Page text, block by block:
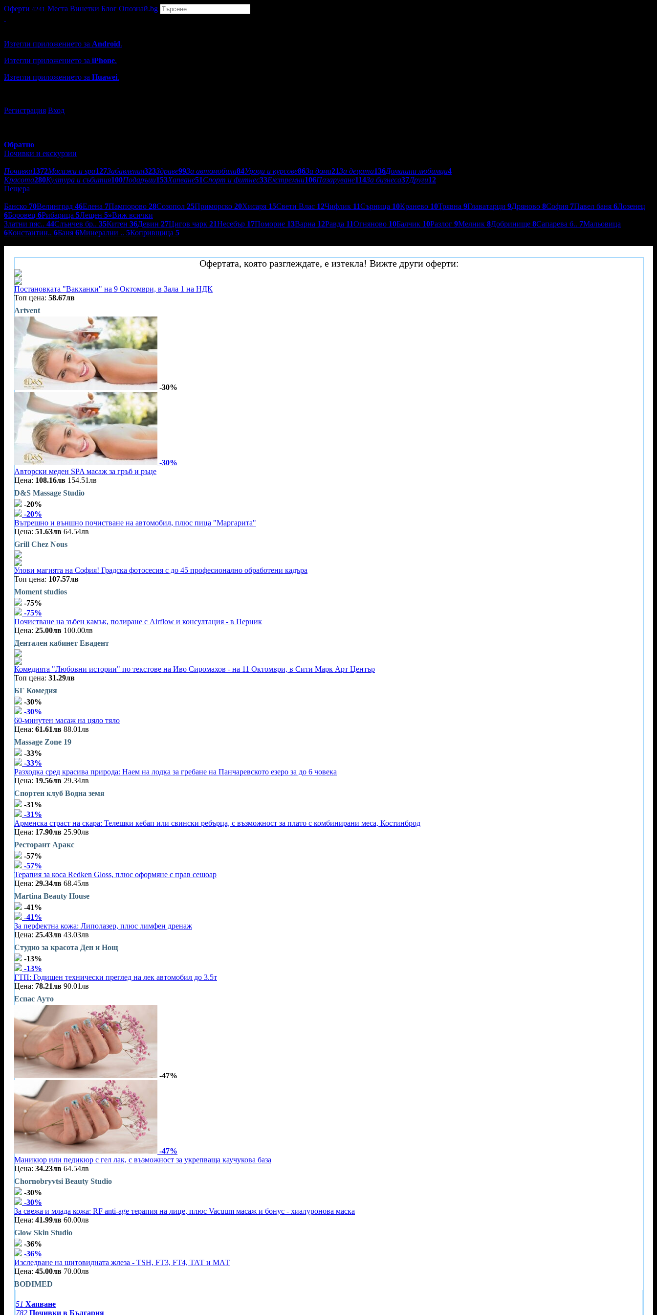
Оферти 4241 Места Винетки Блог Опознай.bg
Изтегли приложението за Android.
Изтегли приложението за iPhone.
Изтегли приложението за Huawei.
Регистрация Вход
Обратно
Почивки и екскурзии
Почивки1372Масажи и spa127Забавления323Здраве99За автомобила84Уроци и курсове86За дома21За децата136Домашни любимци4
Красота280Култура и събития100Подаръци153Хапване51Спорт и фитнес33Екстремни106Пазаруване114За бизнеса37Други12
Пещера
Банско 70Велинград 46Елена 7Пампорово 28Созопол 25Приморско 20Хисаря 15Свети Влас 12Чифлик 11Сърница 10Кранево 10Трявна 9Главатарци 9Дряново 8София 7Павел баня 6Лозенец
6Боровец 6Рибарица 5Лещен 5»Виж всички
Златни пяс.. 44Слънчев бр.. 35Китен 36Девин 27Цигов чарк 21Несебър 17Поморие 13Варна 12Равда 11Огняново 10Балчик 10Разлог 9Мелник 8Добринище 8Сапарева б.. 7Мальовица
6Константин.. 6Баня 6Минерални .. 5Копривщица 5
Офертата, която разглеждате, е изтекла! Вижте други оферти:
Постановката "Вакханки" на 9 Октомври, в Зала 1 на НДК
Топ цена: 58.67лв
Artvent
-30%
-30%
Авторски меден SPA масаж за гръб и ръце
Цена: 108.16лв 154.51лв
D&S Massage Studio
-20%
-20%
Вътрешно и външно почистване на автомобил, плюс пица "Маргарита"
Цена: 51.63лв 64.54лв
Grill Chez Nous
Улови магията на София! Градска фотосесия с до 45 професионално обработени кадъра
Топ цена: 107.57лв
Moment studios
-75%
-75%
Почистване на зъбен камък, полиране с Airflow и консултация - в Перник
Цена: 25.00лв 100.00лв
Дентален кабинет Евадент
Комедията "Любовни истории" по текстове на Иво Сиромахов - на 11 Октомври, в Сити Марк Арт Център
Топ цена: 31.29лв
БГ Комедия
-30%
-30%
60-минутен масаж на цяло тяло
Цена: 61.61лв 88.01лв
Massage Zone 19
-33%
-33%
Разходка сред красива природа: Наем на лодка за гребане на Панчаревското езеро за до 6 човека
Цена: 19.56лв 29.34лв
Спортен клуб Водна земя
-31%
-31%
Арменска страст на скара: Телешки кебап или свински ребърца, с възможност за плато с комбинирани меса, Костинброд
Цена: 17.90лв 25.90лв
Ресторант Аракс
-57%
-57%
Терапия за коса Redken Gloss, плюс оформяне с прав сешоар
Цена: 29.34лв 68.45лв
Martina Beauty House
-41%
-41%
За перфектна кожа: Липолазер, плюс лимфен дренаж
Цена: 25.43лв 43.03лв
Студио за красота Ден и Нощ
-13%
-13%
ГТП: Годишен технически преглед на лек автомобил до 3.5т
Цена: 78.21лв 90.01лв
Еспас Ауто
-47%
-47%
Маникюр или педикюр с гел лак, с възможност за укрепваща каучукова база
Цена: 34.23лв 64.54лв
Chornobryvtsi Beauty Studio
-30%
-30%
За свежа и млада кожа: RF anti-age терапия на лице, плюс Vacuum масаж и бонус - хиалуронова маска
Цена: 41.99лв 60.00лв
Glow Skin Studio
-36%
-36%
Изследване на щитовидната жлеза - TSH, FT3, FT4, ТАТ и МАТ
Цена: 45.00лв 70.00лв
BODIMED
51 Хапване
782 Почивки в България